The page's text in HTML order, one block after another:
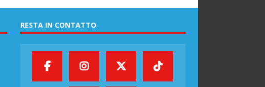
RESTA IN CONTATTO